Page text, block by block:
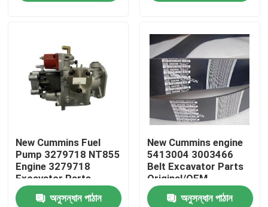
আমাদের সম্পর্কে
মান নিয়ন্ত্রণ
আমাদের সাথে যোগাযোগ করুন
New Cummins Fuel
Pump 3279718 NT855
Engine 3279718
Excavator Parts
Original/OEM
অনুসন্ধান পাঠান
New Cummins engine
5413004 3003466
Belt Excavator Parts
Original/OEM
অনুসন্ধান পাঠান